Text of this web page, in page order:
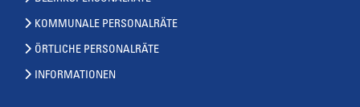
KOMMUNALE PERSONALRÄTE
ÖRTLICHE PERSONALRÄTE
INFORMATIONEN